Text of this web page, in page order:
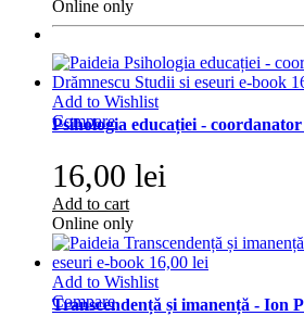
Online only
Add to Wishlist
Compare
Psihologia educației -
16,00 lei
Add to cart
Online only
Add to Wishlist
Compare
Transcendență și imanență - Ion